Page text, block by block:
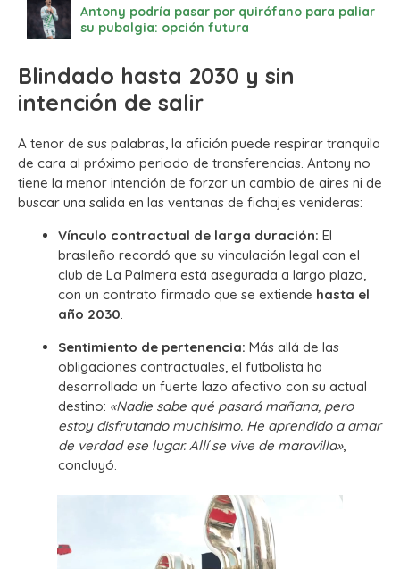
Antony podría pasar por quirófano para paliar
su pubalgia: opción futura
Blindado hasta 2030 y sin
intención de salir
A tenor de sus palabras, la afición puede respirar tranquila
de cara al próximo periodo de transferencias. Antony no
tiene la menor intención de forzar un cambio de aires ni de
buscar una salida en las ventanas de fichajes venideras:
Vínculo contractual de larga duración: El
brasileño recordó que su vinculación legal con el
club de La Palmera está asegurada a largo plazo,
con un contrato firmado que se extiende hasta el
año 2030.
Sentimiento de pertenencia: Más allá de las
obligaciones contractuales, el futbolista ha
desarrollado un fuerte lazo afectivo con su actual
destino: «Nadie sabe qué pasará mañana, pero
estoy disfrutando muchísimo. He aprendido a amar
de verdad ese lugar. Allí se vive de maravilla»,
concluyó.